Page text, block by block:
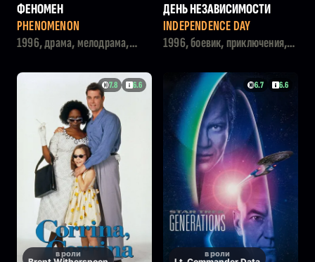
ФЕНОМЕН
PHENOMENON
1996, драма, мелодрама,
ДЕНЬ НЕЗАВИСИМОСТИ
INDEPENDENCE DAY
1996, боевик, приключения,
7.8 6.6
в роли
6.7 6.6
в роли